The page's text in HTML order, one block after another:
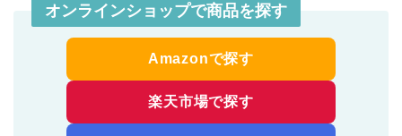
オンラインショップで商品を探す
Amazonで探す
楽天市場で探す